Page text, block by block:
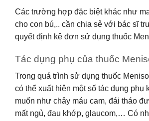
Các trường hợp đặc biệt khác như
cho con bú,.. cần chia sẻ với bác sĩ
quyết định kê đơn sử dụng thuốc
Tác dụng phụ của thuốc
Trong quá trình sử dụng thuốc
có thể xuất hiện một số tác dụng phụ
muốn như chảy máu cam, đái tháo
mất ngủ, đau khớp, glaucom,… Có